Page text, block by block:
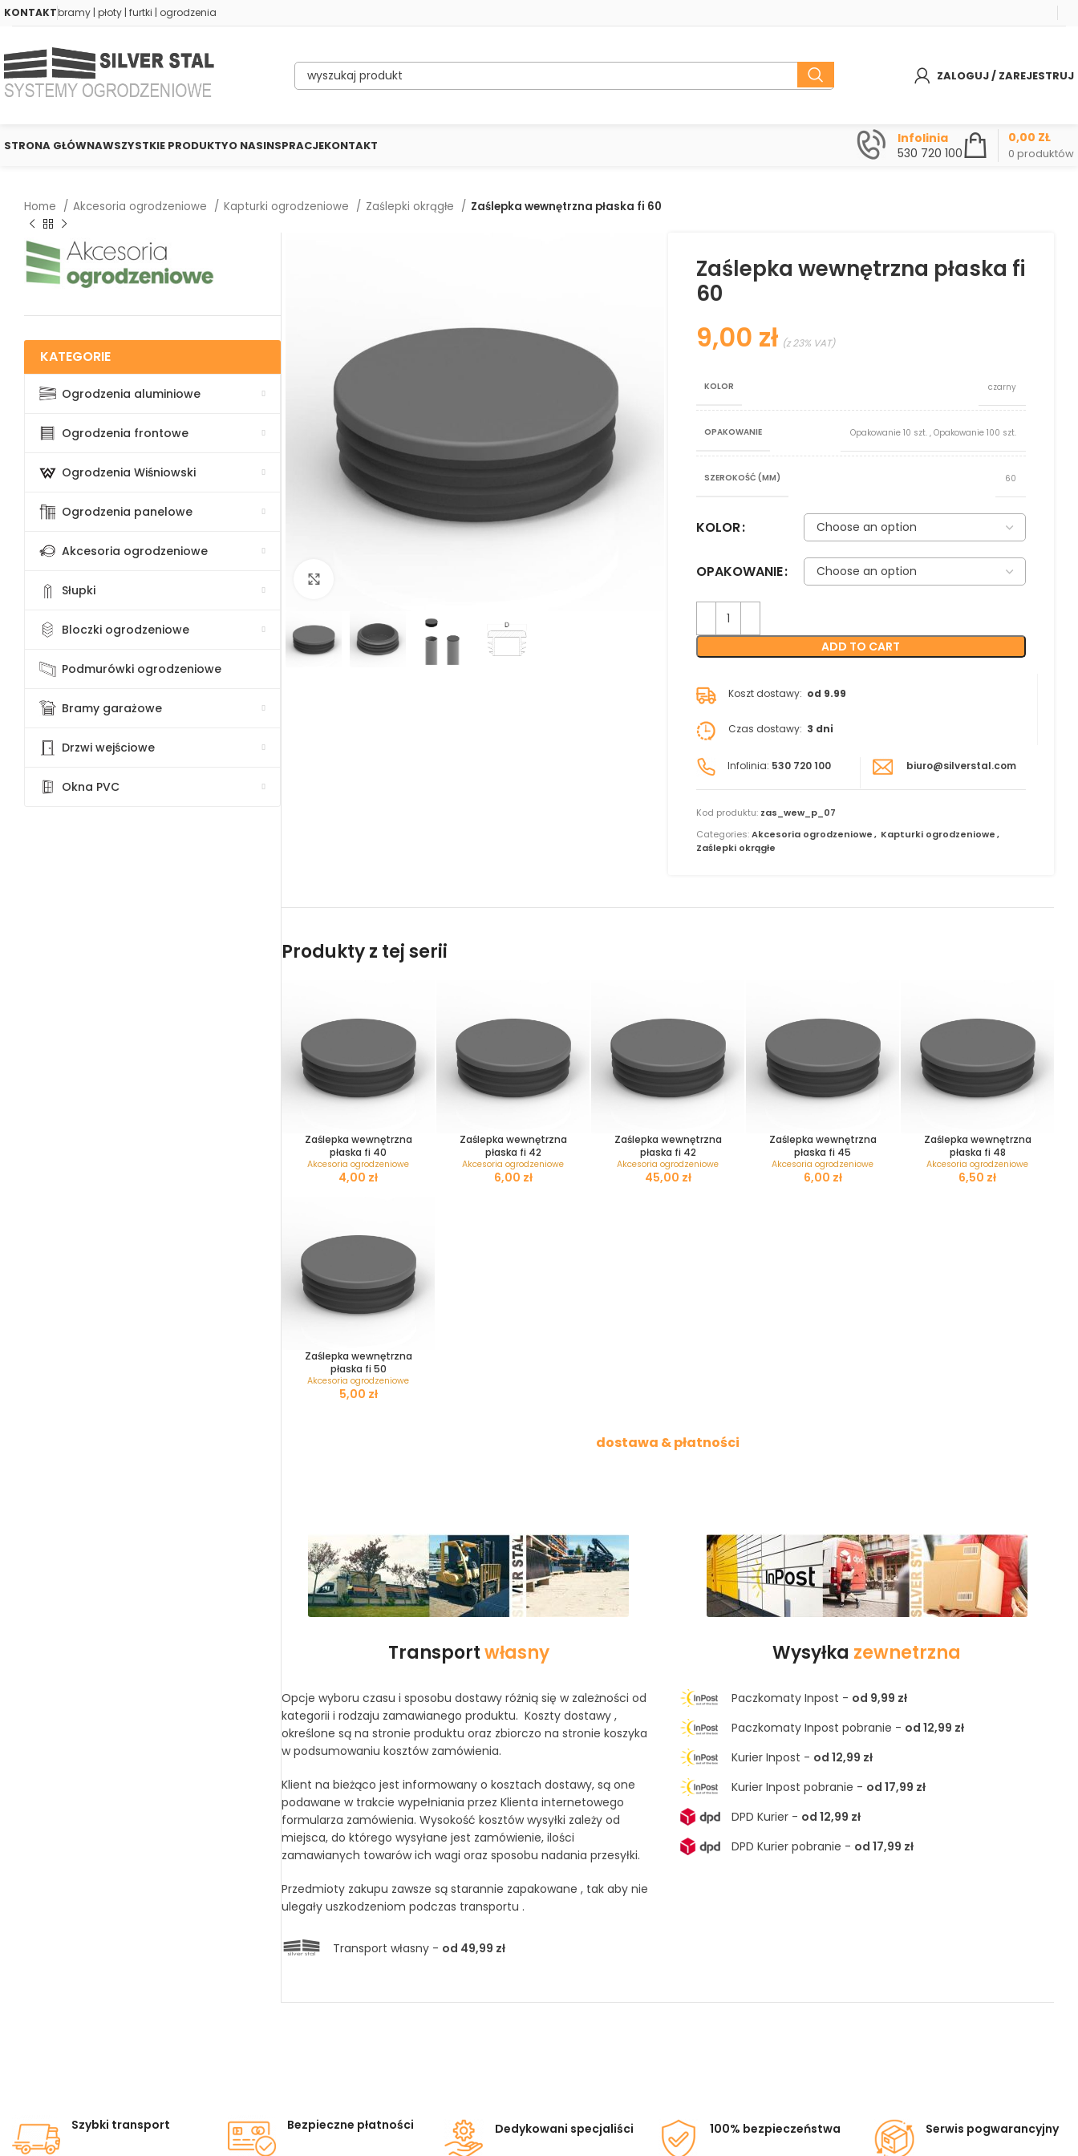
KONTAKTbramy | płoty | furtki | ogrodzenia
ZALOGUJ / ZAREJESTRUJ
STRONA GŁÓWNAWSZYSTKIE PRODUKTYO NASINSPRACJEKONTAKT
Infolinia
530 720 100
0 produktów
0,00 ZŁ
Home Akcesoria ogrodzeniowe Kapturki ogrodzeniowe Zaślepki okrągłe Zaślepka wewnętrzna płaska fi 60
Zaślepka wewnętrzna płaska fi
60
zł
KOLOR czarny
OPAKOWANIE Opakowanie 10 szt. , Opakowanie 100 szt.
SZEROKOŚĆ (MM) 60
KOLOR
OPAKOWANIE
ADD TO CART
Koszt dostawy: od 9.99
Czas dostawy: 3 dni
Infolinia: 530 720 100 biuro@silverstal.com
Kod produktu: zas_wew_p_07
Categories: Akcesoria ogrodzeniowe, Kapturki ogrodzeniowe,
Zaślepki okrągłe
Produkty z tej serii
Zaślepka wewnętrzna
płaska fi 40
Akcesoria ogrodzeniowe
zł
Zaślepka wewnętrzna
płaska fi 42
Akcesoria ogrodzeniowe
zł
Zaślepka wewnętrzna
płaska fi 42
Akcesoria ogrodzeniowe
zł
Zaślepka wewnętrzna
płaska fi 45
Akcesoria ogrodzeniowe
zł
Zaślepka wewnętrzna
płaska fi 48
Akcesoria ogrodzeniowe
zł
Zaślepka wewnętrzna
płaska fi 50
Akcesoria ogrodzeniowe
zł
dostawa & płatności
Transportwłasny
Opcje wyboru czasu i sposobu dostawy różnią się w zależności od
kategorii i rodzaju zamawianego produktu. Koszty dostawy ,
określone są na stronie produktu oraz zbiorczo na stronie koszyka
w podsumowaniu kosztów zamówienia.
Klient na bieżąco jest informowany o kosztach dostawy, są one
podawane w trakcie wypełniania przez Klienta internetowego
formularza zamówienia. Wysokość kosztów wysyłki zależy od
miejsca, do którego wysyłane jest zamówienie, ilości
zamawianych towarów ich wagi oraz sposobu nadania przesyłki.
Przedmioty zakupu zawsze są starannie zapakowane , tak aby nie
ulegały uszkodzeniom podczas transportu .
Transport własny - od 49,99 zł
Wysyłka zewnetrzna
Paczkomaty Inpost - od 9,99 zł
Paczkomaty Inpost pobranie - od 12,99 zł
Kurier Inpost - od 12,99 zł
Kurier Inpost pobranie - od 17,99 zł
DPD Kurier - od 12,99 zł
DPD Kurier pobranie - od 17,99 zł
KATEGORIE
Ogrodzenia aluminiowe
Ogrodzenia frontowe
Ogrodzenia Wiśniowski
Ogrodzenia panelowe
Akcesoria ogrodzeniowe
Słupki
Bloczki ogrodzeniowe
Podmurówki ogrodzeniowe
Bramy garażowe
Drzwi wejściowe
Okna PVC
Szybki transport Bezpieczne płatności Dedykowani specjaliści 100% bezpieczeństwa Serwis pogwarancyjny